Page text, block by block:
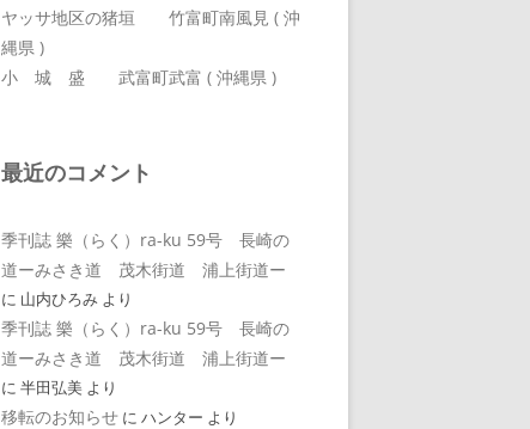
ヤッサ地区の猪垣 竹富町南風見 ( 沖
縄県 )
小 城 盛 武富町武富 ( 沖縄県 )
最近のコメント
季刊誌 樂（らく）ra-ku 59号 長崎の
道ーみさき道 茂木街道 浦上街道ー
に 山内ひろみ より
季刊誌 樂（らく）ra-ku 59号 長崎の
道ーみさき道 茂木街道 浦上街道ー
に 半田弘美 より
移転のお知らせ に ハンター より